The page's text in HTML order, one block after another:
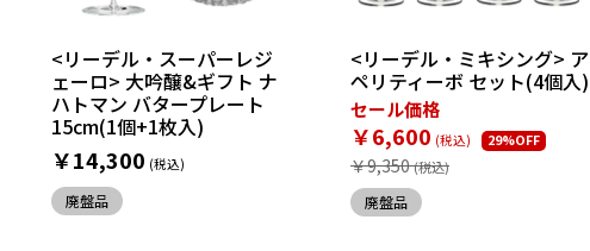
<リーデル・スーパーレジ
ェーロ> 大吟醸&ギフト ナ
ハトマン バタープレート
15cm(1個+1枚入)
￥14,300
廃盤品
<リーデル・ミキシング> ア
ペリティーボ セット(4個入)
セール価格
￥6,600 29%OFF
￥9,350
廃盤品